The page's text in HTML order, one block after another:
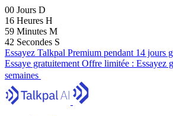
00 Jours D
16 Heures H
59 Minutes M
41 Secondes S
Essayez Talkpal Premium pendant 14 jours
Essaye gratuitement Offre limitée : Essayez
semaines